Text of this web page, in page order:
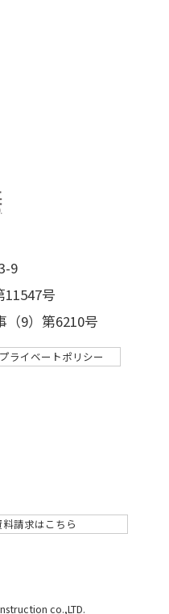
9
号
（9）第6210号
プライベートポリシー
請求はこちら
co.,LTD.